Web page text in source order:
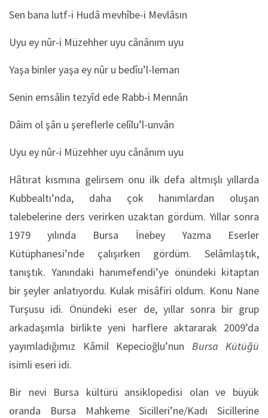
Sen bana lutf-i Hudâ mevhîbe-i Mevlâsın
Uyu ey nûr-i Müzehher uyu cânânım uyu
Yaşa binler yaşa ey nûr u bedîu’l-leman
Senin emsâlin tezyîd ede Rabb-i Mennân
Dâim ol şân u şereflerle celîlu’l-unvân
Uyu ey nûr-i Müzehher uyu cânânım uyu
Hâtırat kısmına gelirsem onu ilk defa altmışlı yıllarda
Kubbealtı’nda, daha çok hanımlardan oluşan
talebelerine ders verirken uzaktan gördüm. Yıllar sonra
1979 yılında Bursa İnebey Yazma Eserler
Kütüphanesi’nde çalışırken gördüm. Selâmlaştık,
tanıştık. Yanındaki hanımefendi’ye önündeki kitaptan
bir şeyler anlatıyordu. Kulak misâfiri oldum. Konu Nane
Turşusu idi. Önündeki eser de, yıllar sonra bir grup
arkadaşımla birlikte yeni harflere aktararak 2009’da
yayımladığımız Kâmil Kepecioğlu’nun Bursa Kütüğü
isimli eseri idi.
Bir nevi Bursa kültürü ansiklopedisi olan ve büyük
oranda Bursa Mahkeme Sicilleri’ne/Kadı Sicillerine